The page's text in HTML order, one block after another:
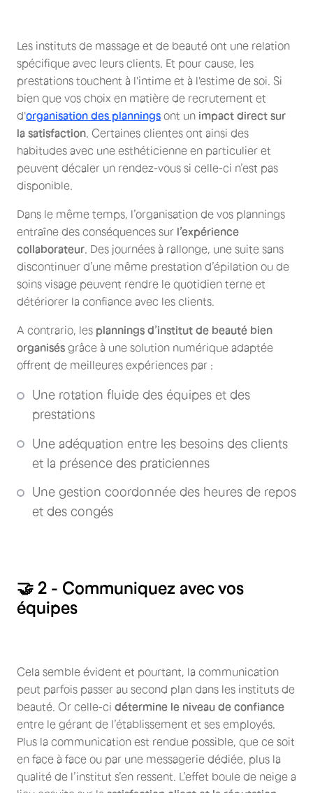
Les instituts de massage et de beauté ont une relation
spécifique avec leurs clients. Et pour cause, les
prestations touchent à l'intime et à l'estime de soi. Si
bien que vos choix en matière de recrutement et
d'organisation des plannings ont un impact direct sur
la satisfaction . Certaines clientes ont ainsi des
habitudes avec une esthéticienne en particulier et
peuvent décaler un rendez-vous si celle-ci n’est pas
disponible.
Dans le même temps, l’organisation de vos plannings
entraîne des conséquences sur l’expérience
collaborateur . Des journées à rallonge, une suite sans
discontinuer d’une même prestation d’épilation ou de
soins visage peuvent rendre le quotidien terne et
détériorer la confiance avec les clients.
A contrario, les plannings d’institut de beauté bien
organisés grâce à une solution numérique adaptée
offrent de meilleures expériences par :
Une rotation fluide des équipes et des
prestations
Une adéquation entre les besoins des clients
et la présence des praticiennes
Une gestion coordonnée des heures de repos
et des congés
🤝 2 - Communiquez avec vos
équipes
Cela semble évident et pourtant, la communication
peut parfois passer au second plan dans les instituts de
beauté. Or celle-ci détermine le niveau de confiance
entre le gérant de l’établissement et ses employés.
Plus la communication est rendue possible, que ce soit
en face à face ou par une messagerie dédiée, plus la
qualité de l’institut s’en ressent. L’effet boule de neige a